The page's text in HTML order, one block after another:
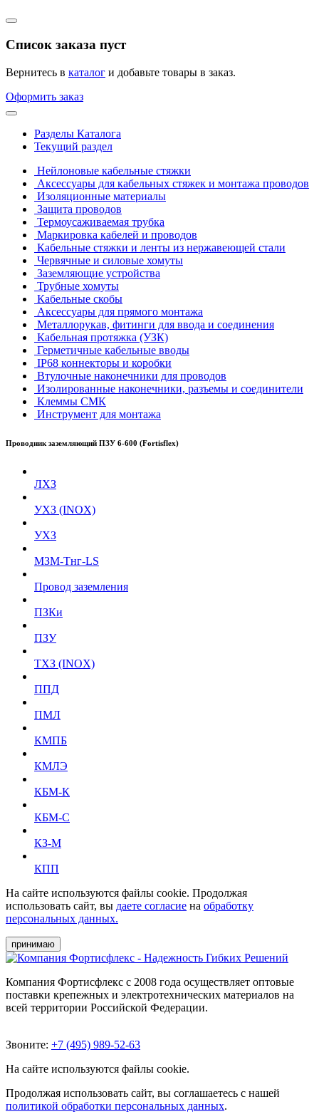
Список заказа пуст
Вернитесь в каталог и добавьте товары в заказ.
Оформить заказ
Разделы Каталога
Текущий раздел
Нейлоновые кабельные стяжки
Аксессуары для кабельных стяжек и монтажа проводов
Изоляционные материалы
Защита проводов
Термоусаживаемая трубка
Маркировка кабелей и проводов
Кабельные стяжки и ленты из нержавеющей стали
Червячные и силовые хомуты
Заземляющие устройства
Трубные хомуты
Кабельные скобы
Аксессуары для прямого монтажа
Металлорукав, фитинги для ввода и соединения
Кабельная протяжка (УЗК)
Герметичные кабельные вводы
IP68 коннекторы и коробки
Втулочные наконечники для проводов
Изолированные наконечники, разъемы и соединители
Клеммы СМК
Инструмент для монтажа
Проводник заземляющий ПЗУ 6-600 (Fortisflex)
ЛХЗ
УХЗ (INOX)
УХЗ
МЗМ-Тнг-LS
Провод заземления
ПЗКи
ПЗУ
ТХЗ (INOX)
ППД
ПМЛ
КМПБ
КМЛЭ
КБМ-К
КБМ-С
КЗ-М
КПП
На сайте используются файлы cookie. Продолжая
использовать сайт, вы даете согласие на обработку
персональных данных.
принимаю
Компания Фортисфлекс с 2008 года осуществляет оптовые
поставки крепежных и электротехнических материалов на
всей территории Российской Федерации.
Звоните: +7 (495) 989-52-63
На сайте используются файлы cookie.
Продолжая использовать сайт, вы соглашаетесь с нашей
политикой обработки персональных данных.